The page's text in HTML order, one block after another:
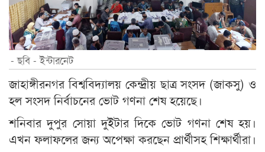
- ছবি - ইন্টারনেট
জাহাঙ্গীরনগর বিশ্ববিদ্যালয় কেন্দ্রীয় ছাত্র সংসদ (জাকসু) ও
হল সংসদ নির্বাচনের ভোট গণনা শেষ হয়েছে।
শনিবার দুপুর সোয়া দুইটার দিকে ভোট গণনা শেষ হয়।
এখন ফলাফলের জন্য অপেক্ষা করছেন প্রার্থীসহ শিক্ষার্থীরা।